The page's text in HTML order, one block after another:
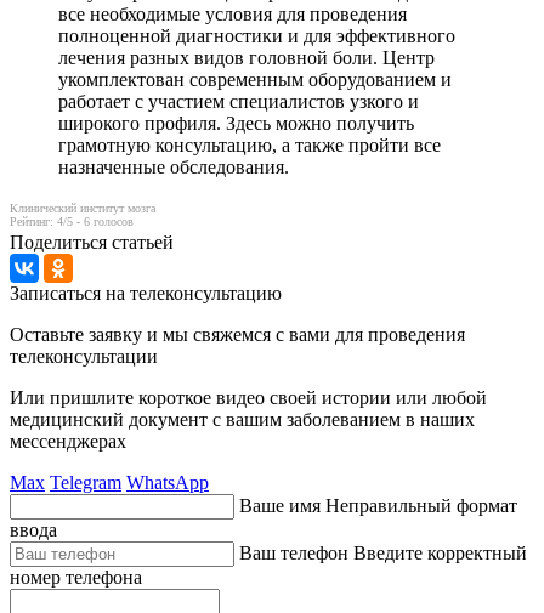
все необходимые условия для проведения
полноценной диагностики и для эффективного
лечения разных видов головной боли. Центр
укомплектован современным оборудованием и
работает с участием специалистов узкого и
широкого профиля. Здесь можно получить
грамотную консультацию, а также пройти все
назначенные обследования.
Клинический институт мозга
Рейтинг: 4/5 - 6 голосов
Поделиться статьей
Записаться на телеконсультацию
Оставьте заявку и мы свяжемся с вами для проведения
телеконсультации
Или пришлите короткое видео своей истории или любой
медицинский документ с вашим заболеванием в наших
мессенджерах
Max Telegram WhatsApp
Ваше имя Неправильный формат
ввода
Ваш телефон Введите корректный
номер телефона